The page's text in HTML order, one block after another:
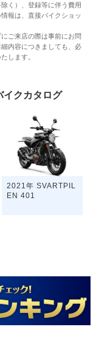
く）、登録等に伴う費用
報は、直接バイクショッ
ご来店の際は事前にお問
内容につきましても、必
します。
クカタログ
2021年 SVARTPIL
EN 401